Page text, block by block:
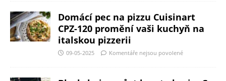
Domácí pec na pizzu Cuisinart
CPZ-120 promění vaši kuchyň na
italskou pizzerii
09-05-2025 Komentáře nejsou povolené